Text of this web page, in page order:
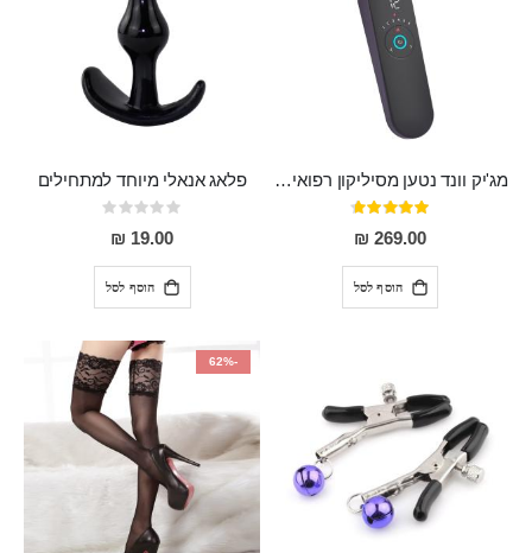
מג'יק וונד נטען מסיליקון רפואי חזק בעל 12 מצבי רטט ו6 מהירויות שונות ROMI
דירוג:
93%
269.00 ₪
הוסף לסל
פלאג אנאלי מיוחד למתחילים
Rating:
0%
19.00 ₪
הוסף לסל
-62%